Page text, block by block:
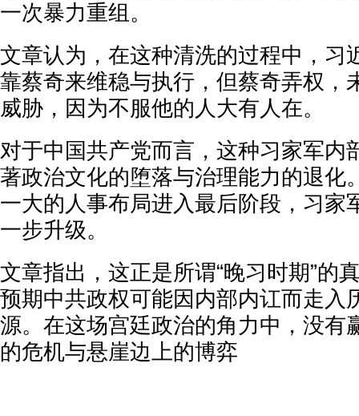
一次暴力重组。
文章认为，在这种清洗的过程中，习
靠蔡奇来维稳与执行，但蔡奇弄权，
威胁，因为不服他的人大有人在。
对于中国共产党而言，这种习家军内
著政治文化的堕落与治理能力的退化
一大的人事布局进入最后阶段，习家
一步升级。
文章指出，这正是所谓“晚习时期”的
预期中共政权可能因内部内讧而走入
源。在这场宫廷政治的角力中，没有
的危机与悬崖边上的博弈